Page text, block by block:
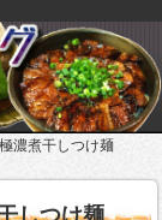
濃煮干しつけ麺
しつけ麺